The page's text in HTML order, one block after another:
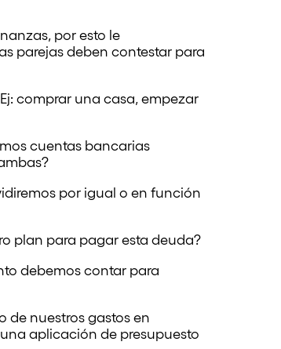
por esto le
parejas deben contestar para
comprar una casa, empezar
cuentas bancarias
por igual o en función
plan para pagar esta deuda?
debemos contar para
de nuestros gastos en
aplicación de presupuesto